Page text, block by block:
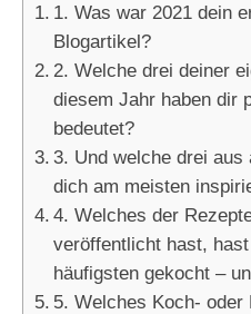
1. Was war 2021 dein
Blogartikel?
2. Welche drei deiner
diesem Jahr haben dir
bedeutet?
3. Und welche drei aus
dich am meisten
4. Welches der
veröffentlicht hast,
häufigsten gekocht –
5. Welches Koch-